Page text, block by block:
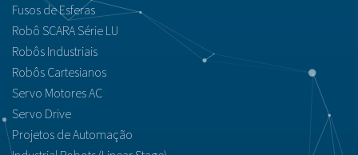
Fusos de Esferas
Robô SCARA Série LU
Robôs Industriais
Robôs Cartesianos
Servo Motores AC
Servo Drive
Projetos de Automação